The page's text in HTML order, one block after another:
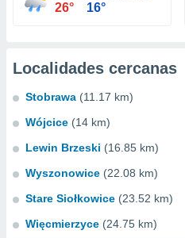
26° 16°
Localidades cercanas
Stobrawa (11.17 km)
Wójcice (14 km)
Lewin Brzeski (16.85 km)
Wyszonowice (22.08 km)
Stare Siołkowice (23.52 km)
Więcmierzyce (24.75 km)